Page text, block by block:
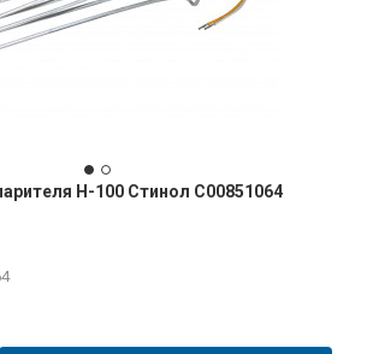
Н-100 Стинол C00851064